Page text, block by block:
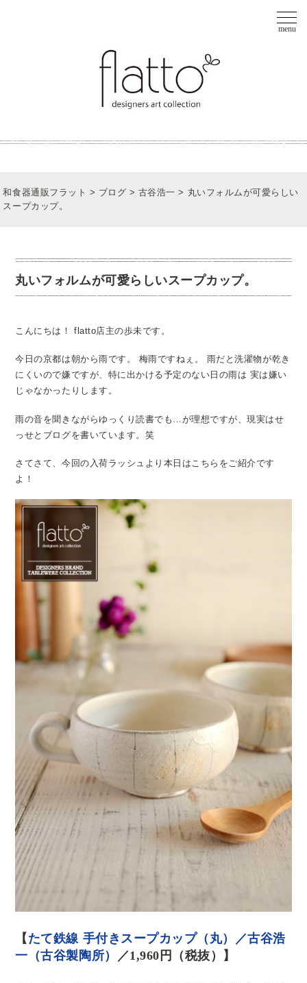
和食器通販フラット > ブログ > 古谷浩一 > 丸いフォルムが可愛らしい
スープカップ。
丸いフォルムが可愛らしいスープカップ。
こんにちは！ flatto店主の歩未です。
今日の京都は朝から雨です。 梅雨ですねぇ。
雨だと洗濯物が乾き
にくいので嫌ですが、特に出かける予定のない日の雨は 実は嫌い
じゃなかったりします。
雨の音を聞きながらゆっくり読書でも…が理想ですが、現実はせ
っせとブログを書いています。笑
さてさて、今回の入荷ラッシュより本日はこちらをご紹介です
よ！
【 たて鉄線 手付きスープカップ（丸）／古谷浩
一（古谷製陶所）
／1,960円（税抜）】